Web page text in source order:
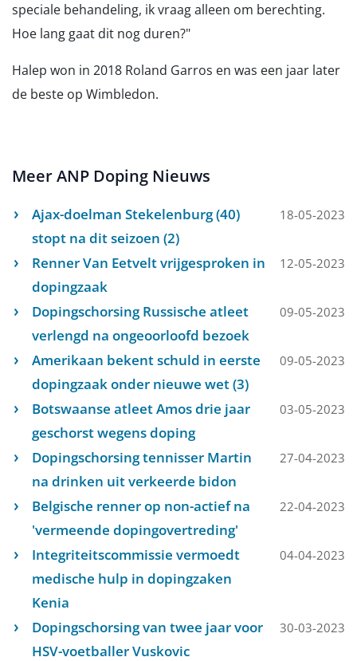
speciale behandeling, ik vraag alleen om berechting.
Hoe lang gaat dit nog duren?"
Halep won in 2018 Roland Garros en was een jaar later
de beste op Wimbledon.
Meer ANP Doping Nieuws
Ajax-doelman Stekelenburg (40)
stopt na dit seizoen (2)
18-05-2023
Renner Van Eetvelt vrijgesproken in
dopingzaak
12-05-2023
Dopingschorsing Russische atleet
verlengd na ongeoorloofd bezoek
09-05-2023
Amerikaan bekent schuld in eerste
dopingzaak onder nieuwe wet (3)
09-05-2023
Botswaanse atleet Amos drie jaar
geschorst wegens doping
03-05-2023
Dopingschorsing tennisser Martin
na drinken uit verkeerde bidon
27-04-2023
Belgische renner op non-actief na
'vermeende dopingovertreding'
22-04-2023
Integriteitscommissie vermoedt
medische hulp in dopingzaken
Kenia
04-04-2023
Dopingschorsing van twee jaar voor
HSV-voetballer Vuskovic
30-03-2023